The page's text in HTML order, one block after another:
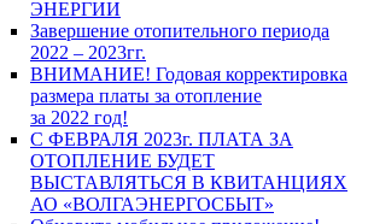
ЭНЕРГИИ
Завершение отопительного периода
2022 – 2023гг.
ВНИМАНИЕ! Годовая корректировка
размера платы за отопление
за 2022 год!
С ФЕВРАЛЯ 2023г. ПЛАТА ЗА
ОТОПЛЕНИЕ БУДЕТ
ВЫСТАВЛЯТЬСЯ В КВИТАНЦИЯХ
АО «ВОЛГАЭНЕРГОСБЫТ»